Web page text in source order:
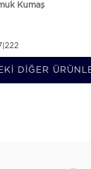
Kumaş
DIĞER